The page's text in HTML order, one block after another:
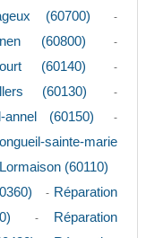
(60700) -
(60800) -
(60140) -
(60130) -
annel (60150) -
sainte-marie
(60110)
- Réparation
-
Réparation